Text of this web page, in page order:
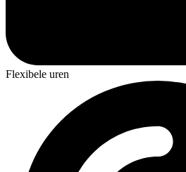
Flexibele uren